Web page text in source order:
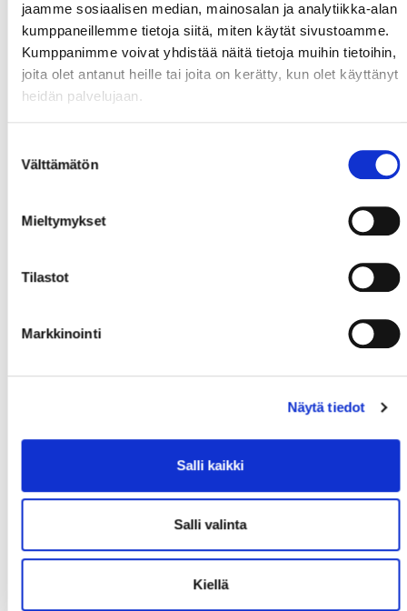
jaamme sosiaalisen median, mainosalan ja analytiikka-alan
kumppaneillemme tietoja siitä, miten käytät sivustoamme.
Kumppanimme voivat yhdistää näitä tietoja muihin tietoihin,
joita olet antanut heille tai joita on kerätty, kun olet käyttänyt
heidän palvelujaan.
valinta
Välttämätön
Mieltymykset
Tilastot
Markkinointi
Näytä tiedot
Salli kaikki
Salli valinta
Kiellä